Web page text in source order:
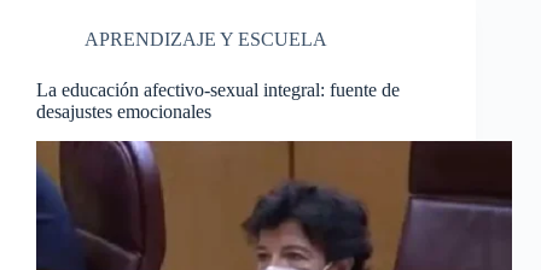
APRENDIZAJE Y ESCUELA
La educación afectivo-sexual integral: fuente de
desajustes emocionales